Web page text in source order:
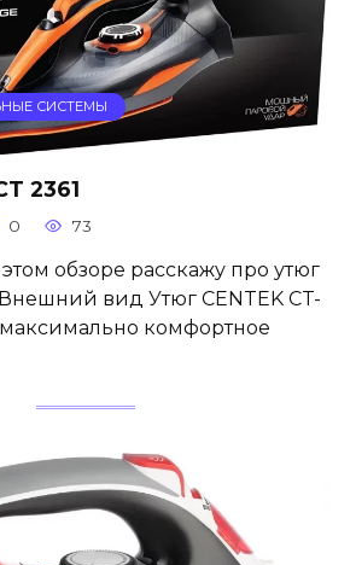
СИСТЕМЫ
2361
0 73
обзоре расскажу про утюг
вид Утюг CENTEK CT-
максимально комфортное